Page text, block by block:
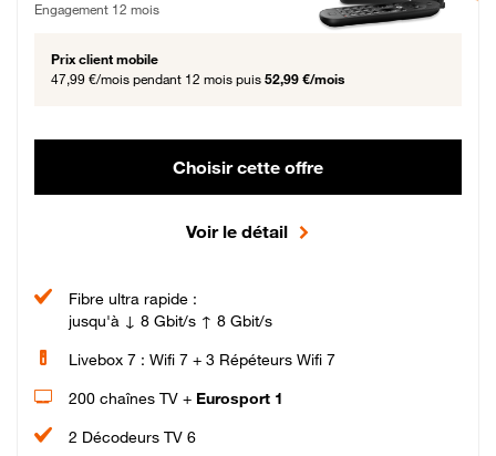
Engagement 12 mois
Prix client mobile
47,99 €/mois pendant 12 mois puis 52,99 €/mois
Choisir cette offre
Voir le détail
Fibre ultra rapide :
jusqu'à ↓ 8 Gbit/s ↑ 8 Gbit/s
Livebox 7 : Wifi 7 + 3 Répéteurs Wifi 7
200 chaînes TV + Eurosport 1
2 Décodeurs TV 6